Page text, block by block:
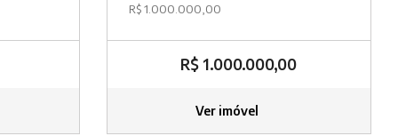
R$ 1.000.000,00
R$ 1.000.000,00
Ver imóvel